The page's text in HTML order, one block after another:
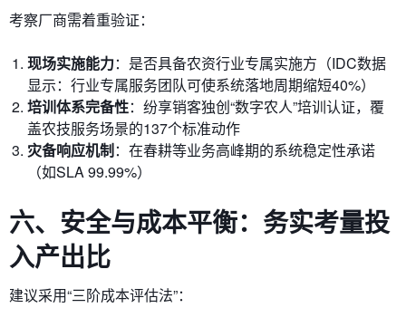
考察厂商需着重验证：
现场实施能力：是否具备农资行业专属实施方（IDC数据
显示：行业专属服务团队可使系统落地周期缩短40%）
培训体系完备性：纷享销客独创“数字农人”培训认证，覆
盖农技服务场景的137个标准动作
灾备响应机制：在春耕等业务高峰期的系统稳定性承诺
（如SLA 99.99%）
六、安全与成本平衡：务实考量投
入产出比
建议采用“三阶成本评估法”：